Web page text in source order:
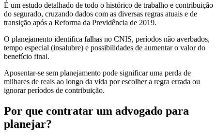
É um estudo detalhado de todo o histórico de trabalho e contribuição
do segurado, cruzando dados com as diversas regras atuais e de
transição após a Reforma da Previdência de 2019.
O planejamento identifica falhas no CNIS, períodos não averbados,
tempo especial (insalubre) e possibilidades de aumentar o valor do
benefício final.
Aposentar-se sem planejamento pode significar uma perda de
milhares de reais ao longo da vida por escolher a regra errada ou
ignorar períodos de contribuição.
Por que contratar um advogado para
planejar?